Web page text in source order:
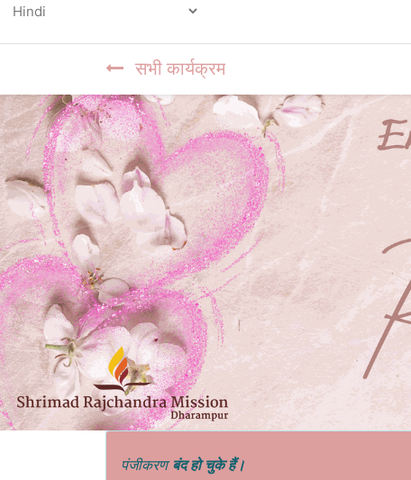
सभी कार्यक्रम
पंजीकरणबंद हो चुके हैं।